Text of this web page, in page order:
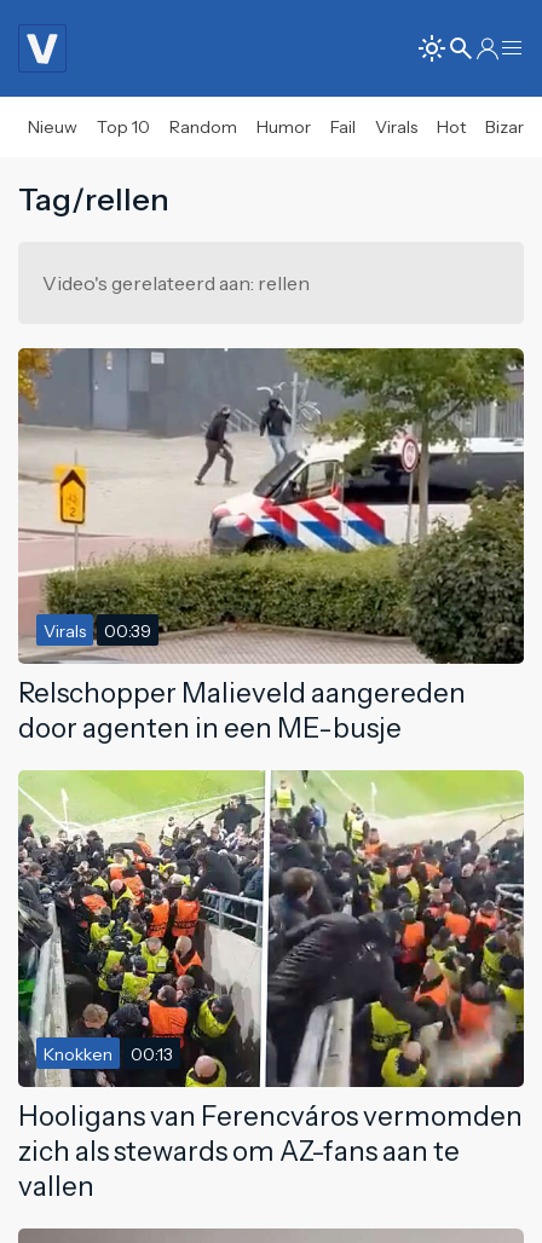
Nieuw Top 10 Random Humor Fail Virals Hot Bizar
Tag/rellen
Video's gerelateerd aan: rellen
Virals 00:39
Relschopper Malieveld aangereden
door agenten in een ME-busje
Knokken 00:13
Hooligans van Ferencváros vermomden
zich als stewards om AZ-fans aan te
vallen